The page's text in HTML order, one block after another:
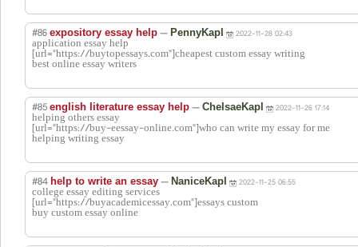
#86 expository essay help — PennyKapl 2022-11-28 02:43
application essay help
[url="https://buytopessays.com"]cheapest custom essay writing
best online essay writers
#85 english literature essay help — ChelsaeKapl 2022-11-26 17:14
helping others essay
[url="https://buy-eessay-online.com"]who can write my essay for me
helping writing essay
#84 help to write an essay — NaniceKapl 2022-11-25 06:55
college essay editing services
[url="https://buyacademicessay.com"]essays custom
buy custom essay online